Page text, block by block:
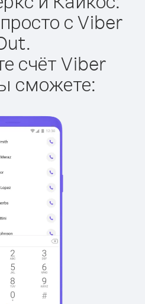
с Viber
счёт Viber
сможете: